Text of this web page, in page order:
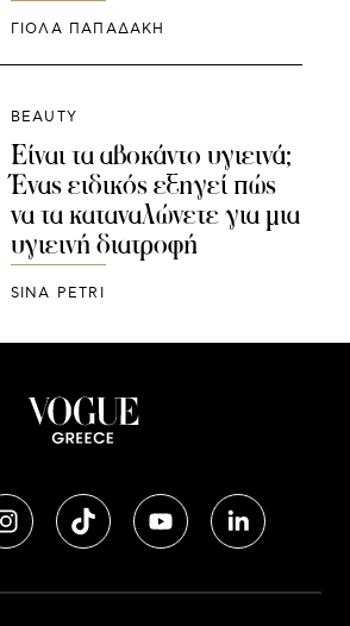
ΓΙΌΛΑ ΠΑΠΑΔΆΚΗ
BEAUTY
Είναι τα αβοκάντο υγιεινά;
Ένας ειδικός εξηγεί πώς
να τα καταναλώνετε για μια
υγιεινή διατροφή
SINA PETRI